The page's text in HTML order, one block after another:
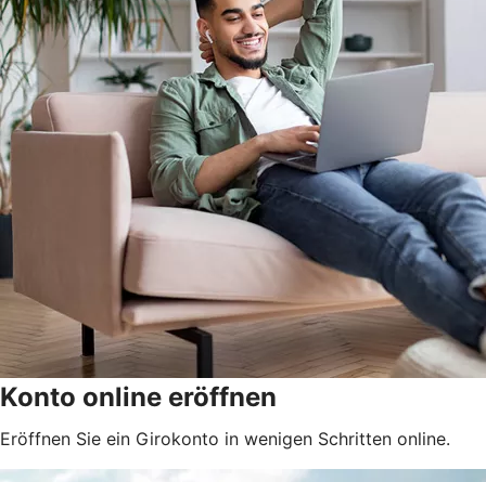
Konto online eröffnen
Eröffnen Sie ein Girokonto in wenigen Schritten online.